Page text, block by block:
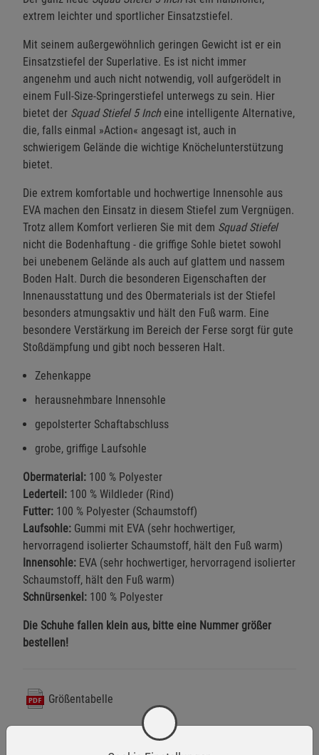
extrem leichter und sportlicher Einsatzstiefel.
Mit seinem außergewöhnlich geringen Gewicht ist er ein
Einsatzstiefel der Superlative. Es ist nicht immer
angenehm und auch nicht notwendig, voll aufgerödelt in
einem Full-Size-Springerstiefel unterwegs zu sein. Hier
bietet der Squad Stiefel 5 Inch eine intelligente Alternative,
die, falls einmal »Action« angesagt ist, auch in
schwierigem Gelände die wichtige Knöchelunterstützung
bietet.
Die extrem komfortable und hochwertige Innensohle aus
EVA machen den Einsatz in diesem Stiefel zum Vergnügen.
Trotz allem Komfort verlieren Sie mit dem Squad Stiefel
nicht die Bodenhaftung - die griffige Sohle bietet sowohl
bei unebenem Gelände als auch auf glattem und nassem
Boden Halt. Durch die besonderen Eigenschaften der
Innenausstattung und des Obermaterials ist der Stiefel
besonders atmungsaktiv und hält den Fuß warm. Eine
besondere Verstärkung im Bereich der Ferse sorgt für gute
Stoßdämpfung und gibt noch besseren Halt.
Zehenkappe
herausnehmbare Innensohle
gepolsterter Schaftabschluss
grobe, griffige Laufsohle
Obermaterial: 100 % Polyester
Lederteil: 100 % Wildleder (Rind)
Futter: 100 % Polyester (Schaumstoff)
Laufsohle: Gummi mit EVA (sehr hochwertiger,
hervorragend isolierter Schaumstoff, hält den Fuß warm)
Innensohle: EVA (sehr hochwertiger, hervorragend isolierter
Schaumstoff, hält den Fuß warm)
Schnürsenkel: 100 % Polyester
Die Schuhe fallen klein aus, bitte eine Nummer größer
bestellen!
Größentabelle
Warnhinweise / Sicherheitsinformationen